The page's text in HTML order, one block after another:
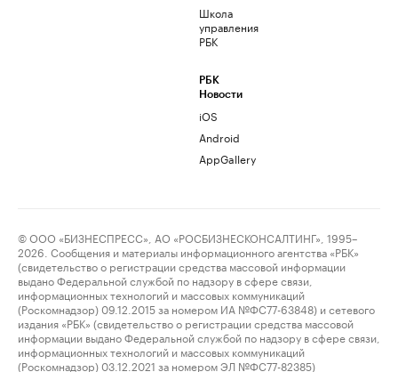
Школа
управления
РБК
РБК
Новости
iOS
Android
AppGallery
© ООО «БИЗНЕСПРЕСС», АО «РОСБИЗНЕСКОНСАЛТИНГ», 1995–
2026. Сообщения и материалы информационного агентства «РБК»
(свидетельство о регистрации средства массовой информации
выдано Федеральной службой по надзору в сфере связи,
информационных технологий и массовых коммуникаций
(Роскомнадзор) 09.12.2015 за номером ИА №ФС77-63848) и сетевого
издания «РБК» (свидетельство о регистрации средства массовой
информации выдано Федеральной службой по надзору в сфере связи,
информационных технологий и массовых коммуникаций
(Роскомнадзор) 03.12.2021 за номером ЭЛ №ФС77-82385)